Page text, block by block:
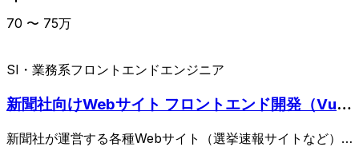
70 〜 75万
SI・業務系フロントエンドエンジニア
新聞社向けWebサイト フロントエンド開発（Vue.
新聞社が運営する各種Webサイト（選挙速報サイトなど）